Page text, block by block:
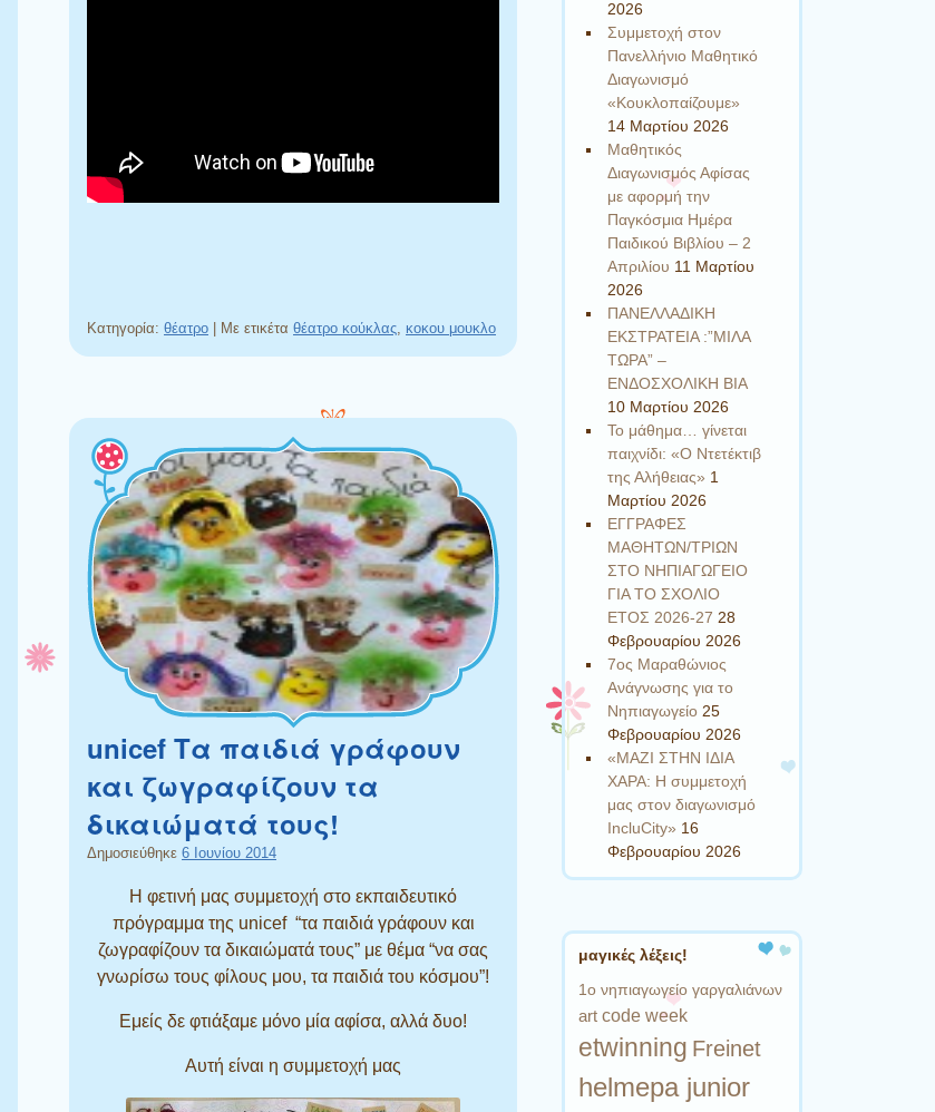
Κατηγορία: θέατρο Με ετικέτα θέατρο κούκλας κοκου μουκλο
unicef Τα παιδιά γράφουν
και ζωγραφίζουν τα
δικαιώματά τους!
Δημοσιεύθηκε 6 Ιουνίου 2014
Η φετινή μας συμμετοχή στο εκπαιδευτικό
πρόγραμμα της unicef “τα παιδιά γράφουν και
ζωγραφίζουν τα δικαιώματά τους” με θέμα “να σας
γνωρίσω τους φίλους μου, τα παιδιά του κόσμου”!
Εμείς δε φτιάξαμε μόνο μία αφίσα, αλλά δυο!
Αυτή είναι η συμμετοχή μας
2026
Συμμετοχή στον
Πανελλήνιο Μαθητικό
Διαγωνισμό
«Κουκλοπαίζουμε»
14 Μαρτίου 2026
Μαθητικός
Διαγωνισμός Αφίσας
με αφορμή την
Παγκόσμια Ημέρα
Παιδικού Βιβλίου – 2
Απριλίου 11 Μαρτίου
2026
ΠΑΝΕΛΛΑΔΙΚΗ
ΕΚΣΤΡΑΤΕΙΑ :”ΜΙΛΑ
ΤΩΡΑ” –
ΕΝΔΟΣΧΟΛΙΚΗ ΒΙΑ
10 Μαρτίου 2026
Το μάθημα… γίνεται
παιχνίδι: «Ο Ντετέκτιβ
της Αλήθειας» 1
Μαρτίου 2026
ΕΓΓΡΑΦΕΣ
ΜΑΘΗΤΩΝ/ΤΡΙΩΝ
ΣΤΟ ΝΗΠΙΑΓΩΓΕΙΟ
ΓΙΑ ΤΟ ΣΧΟΛΙΟ
ΕΤΟΣ 2026-27 28
Φεβρουαρίου 2026
7ος Μαραθώνιος
Ανάγνωσης για το
Νηπιαγωγείο 25
Φεβρουαρίου 2026
«ΜΑΖΙ ΣΤΗΝ ΙΔΙΑ
ΧΑΡΑ: Η συμμετοχή
μας στον διαγωνισμό
IncluCity» 16
Φεβρουαρίου 2026
μαγικές λέξεις!
1ο νηπιαγωγείο γαργαλιάνων
art code week
etwinning Freinet
helmepa junior